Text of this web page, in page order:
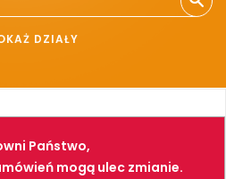
DZIAŁY
SPAWALNICTWO
PNEUMATYKA
Państwo,
mogą ulec zmianie.